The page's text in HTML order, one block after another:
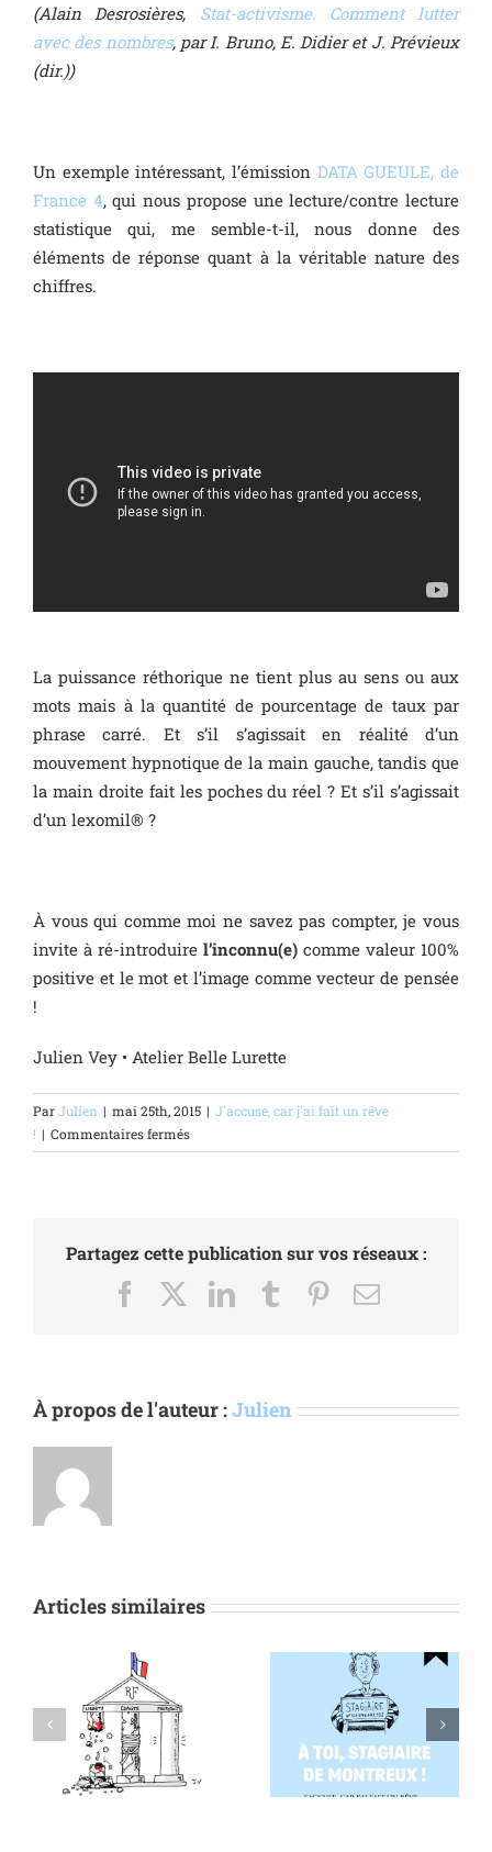
(Alain Desrosières, Stat-activisme. Comment lutter
avec des nombres, par I. Bruno, E. Didier et J. Prévieux
(dir.))
Un exemple intéressant, l’émission DATA GUEULE, de
France 4, qui nous propose une lecture/contre lecture
statistique qui, me semble-t-il, nous donne des
éléments de réponse quant à la véritable nature des
chiffres.
La puissance réthorique ne tient plus au sens ou aux
mots mais à la quantité de pourcentage de taux par
phrase carré. Et s’il s’agissait en réalité d’un
mouvement hypnotique de la main gauche, tandis que
la main droite fait les poches du réel ? Et s’il s’agissait
d’un lexomil® ?
À vous qui comme moi ne savez pas compter, je vous
invite à ré-introduire l’inconnu(e) comme valeur 100%
positive et le mot et l’image comme vecteur de pensée
!
Julien Vey • Atelier Belle Lurette
ParJulien | mai 25th, 2015 | J'accuse, car j'ai fait un rêve
! | Commentaires ferméssur
Que
?
Partagez cette publication sur vos réseaux :
FacebookLinkedInTumblrPinterest
Email
À propos de l'auteur :Julien
Articles similaires
À toi, stagiaire de
Montreux !
On don’t get la
France